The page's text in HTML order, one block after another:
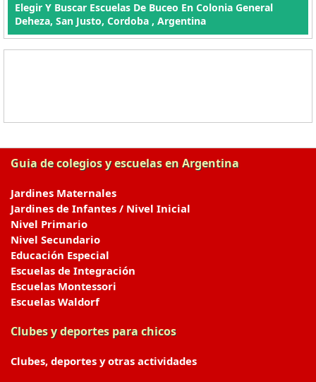
Elegir Y Buscar Escuelas De Buceo En Colonia General
Deheza, San Justo, Cordoba , Argentina
Guia de colegios y escuelas en Argentina
Jardines Maternales
Jardines de Infantes / Nivel Inicial
Nivel Primario
Nivel Secundario
Educación Especial
Escuelas de Integración
Escuelas Montessori
Escuelas Waldorf
Clubes y deportes para chicos
Clubes, deportes y otras actividades